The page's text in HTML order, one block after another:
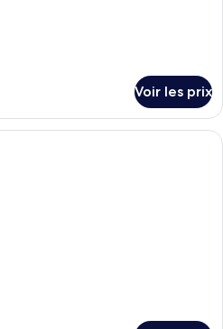
Voir les prix
Une chambre d’hôtel équipée d’un